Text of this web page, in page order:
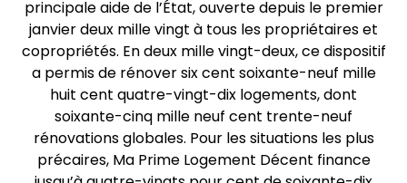
principale aide de l’État, ouverte depuis le premier
janvier deux mille vingt à tous les propriétaires et
copropriétés. En deux mille vingt-deux, ce dispositif
a permis de rénover six cent soixante-neuf mille
huit cent quatre-vingt-dix logements, dont
soixante-cinq mille neuf cent trente-neuf
rénovations globales. Pour les situations les plus
précaires, Ma Prime Logement Décent finance